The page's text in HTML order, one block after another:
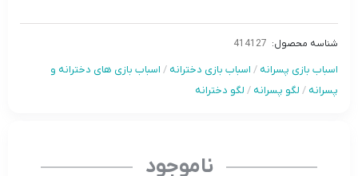
شناسه محصول: 414127
اسباب بازی پسرانه / اسباب بازی دخترانه / اسباب بازی های دخترانه و
پسرانه / لگو پسرانه / لگو دخترانه
ناموجود